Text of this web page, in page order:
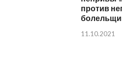
против
11.10.2021